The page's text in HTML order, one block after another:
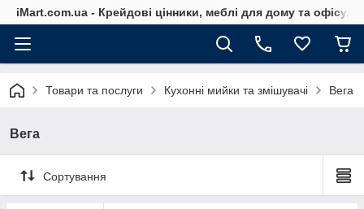
iMart.com.ua - Крейдові цінники, меблі для дому та офісу,
Товари та послуги Кухонні мийки та змішувачі Вега
Вега
Сортування